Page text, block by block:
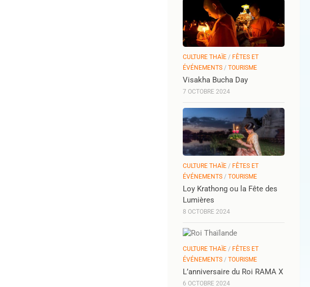
CULTURE THAÏE / FÊTES ET
ÉVÉNEMENTS / TOURISME
Visakha Bucha Day
7 OCTOBRE 2024
CULTURE THAÏE / FÊTES ET
ÉVÉNEMENTS / TOURISME
Loy Krathong ou la Fête des
Lumières
8 OCTOBRE 2024
CULTURE THAÏE / FÊTES ET
ÉVÉNEMENTS / TOURISME
L’anniversaire du Roi RAMA X
6 OCTOBRE 2024